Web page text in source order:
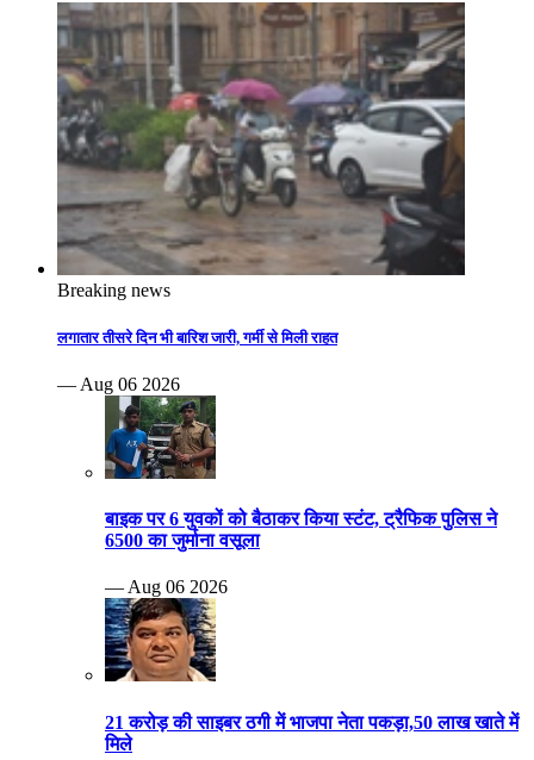
Breaking news
लगातार तीसरे दिन भी बारिश जारी, गर्मी से मिली राहत
— Aug 06 2026
बाइक पर 6 युवकों को बैठाकर किया स्टंट, ट्रैफिक पुलिस ने
6500 का जुर्माना वसूला
— Aug 06 2026
21 करोड़ की साइबर ठगी में भाजपा नेता पकड़ा,50 लाख खाते में
मिले